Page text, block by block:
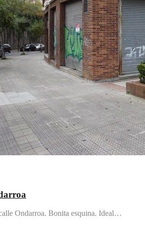
Ondarroa. Bonita esquina. Ideal…